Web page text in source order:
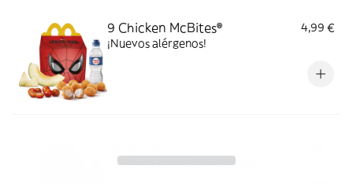
9 Chicken McBites®
4,99 €
¡Nuevos alérgenos!
Deliciosa carne, cebolla y pepinillos